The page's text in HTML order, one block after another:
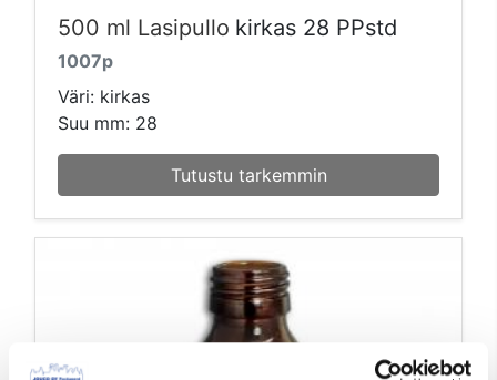
500 ml Lasipullo kirkas 28 PPstd
1007p
Väri: kirkas
Suu mm: 28
Tutustu tarkemmin